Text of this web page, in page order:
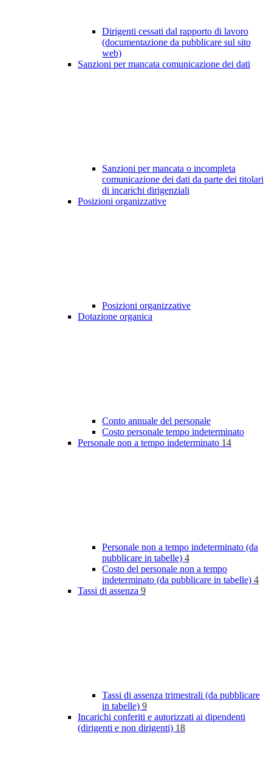
Dirigenti cessati dal rapporto di lavoro
(documentazione da pubblicare sul sito
web)
Sanzioni per mancata comunicazione dei dati
Sanzioni per mancata o incompleta
comunicazione dei dati da parte dei titolari
di incarichi dirigenziali
Posizioni organizzative
Posizioni organizzative
Dotazione organica
Conto annuale del personale
Costo personale tempo indeterminato
Personale non a tempo indeterminato 14
Personale non a tempo indeterminato (da
pubblicare in tabelle) 4
Costo del personale non a tempo
indeterminato (da pubblicare in tabelle) 4
Tassi di assenza 9
Tassi di assenza trimestrali (da pubblicare
in tabelle) 9
Incarichi conferiti e autorizzati ai dipendenti
(dirigenti e non dirigenti) 18